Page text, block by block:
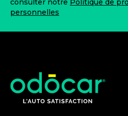
consulter notre Politique de
personnelles